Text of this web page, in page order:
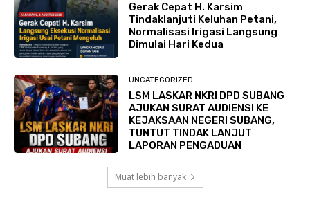
Gerak Cepat H. Karsim
Tindaklanjuti Keluhan Petani,
Normalisasi Irigasi Langsung
Dimulai Hari Kedua
UNCATEGORIZED
LSM LASKAR NKRI DPD SUBANG
AJUKAN SURAT AUDIENSI KE
KEJAKSAAN NEGERI SUBANG,
TUNTUT TINDAK LANJUT
LAPORAN PENGADUAN
Muat lebih banyak